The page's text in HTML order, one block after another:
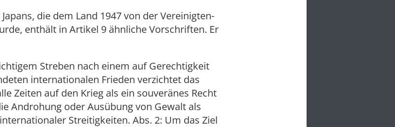
die dem Land 1947 von der Vereinigten-
enthält in Artikel 9 ähnliche Vorschriften. Er
Streben nach einem auf Gerechtigkeit
internationalen Frieden verzichtet das
Zeiten auf den Krieg als ein souveränes Recht
Androhung oder Ausübung von Gewalt als
Streitigkeiten. Abs. 2: Um das Ziel